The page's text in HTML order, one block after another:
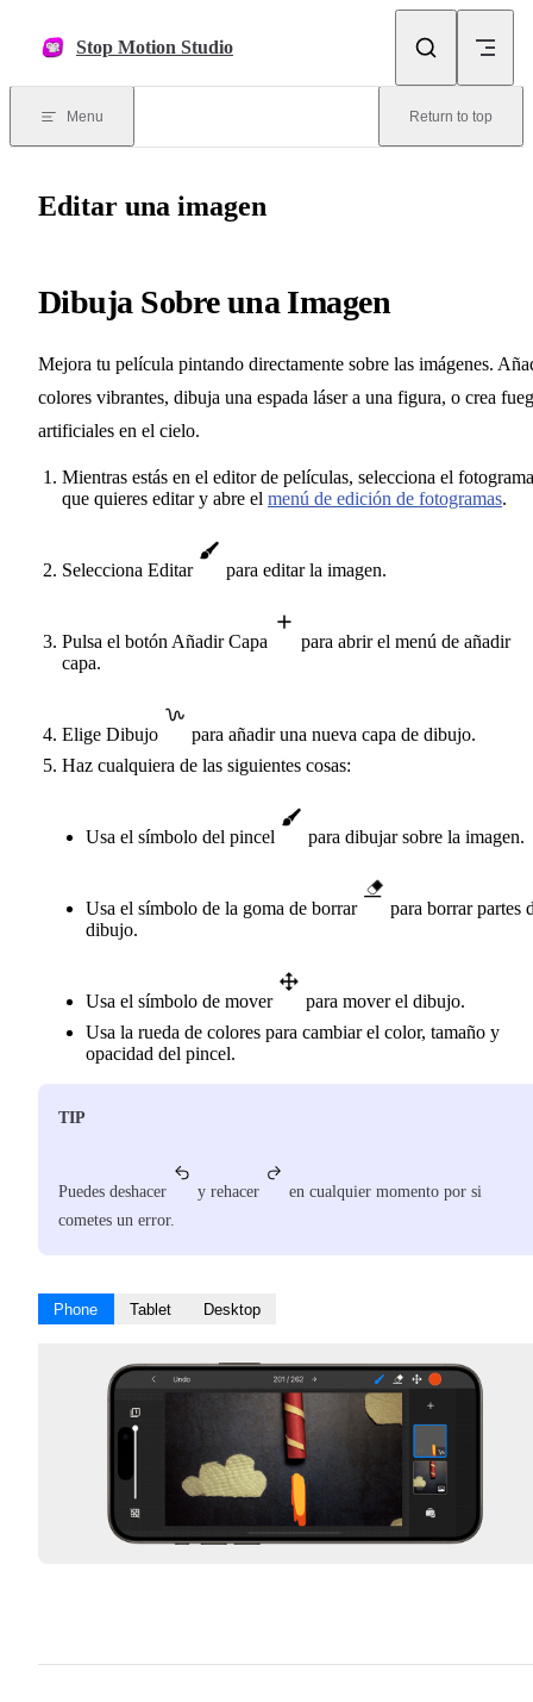
Stop Motion Studio
Menu Return to top
Editar una imagen
Dibuja Sobre una Imagen
Mejora tu película pintando directamente sobre las imágenes.
colores vibrantes, dibuja una espada láser a una figura, o crea
artificiales en el cielo.
Mientras estás en el editor de películas, selecciona el fotograma
que quieres editar y abre el menú de edición de fotogramas.
Selecciona Editar para editar la imagen.
Pulsa el botón Añadir Capa
para abrir el menú de añadir
capa.
Elige Dibujo
para añadir una nueva capa de dibujo.
Haz cualquiera de las siguientes cosas:
Usa el símbolo del pincel para dibujar sobre la imagen.
Usa el símbolo de la goma de borrar
para borrar partes
dibujo.
Usa el símbolo de mover
para mover el dibujo.
Usa la rueda de colores para cambiar el color, tamaño y
opacidad del pincel.
TIP
Puedes deshacer y rehacer
en cualquier momento por si
cometes un error.
Phone Tablet Desktop